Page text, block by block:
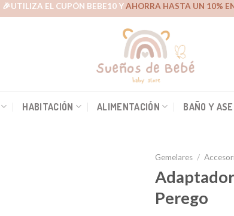
🎉UTILIZA EL CUPÓN BEBE10 YAHORRA HASTA UN 10%
HABITACIÓN ALIMENTACIÓN BAÑO Y
Gemelares /
Perego